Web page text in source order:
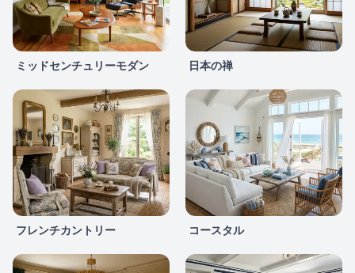
ミッドセンチュリーモダン 日本の禅
フレンチカントリー コースタル